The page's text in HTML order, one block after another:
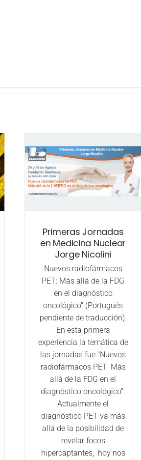
Primeras Jornadas
en Medicina Nuclear
Jorge Nicolini
Nuevos radiofármacos
PET: Más allá de la FDG
en el diagnóstico
oncológico" (Portugués
pendiente de traducción)
En esta primera
experiencia la temática de
las jornadas fue "Nuevos
radiofármacos PET: Más
allá de la FDG en el
diagnóstico oncológico".
Actualmente el
diagnóstico PET va más
allá de la posibilidad de
revelar focos
hipercaptantes, hoy nos